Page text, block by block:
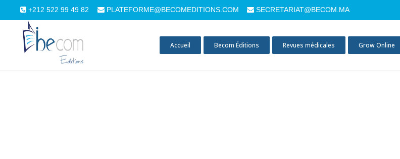
+212 522 99 49 82 PLATEFORME@BECOMEDITIONS.COM SECRETARIAT@BECOM.MA
Accueil Becom Éditions Revues médicales Grow Online